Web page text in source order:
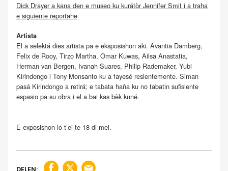
Dick Drayer a kana den e museo ku kurátòr Jennifer Smit i a traha
e siguiente reportahe
Artista
El a selektá dies artista pa e eksposishon aki. Avantia Damberg,
Felix de Rooy, Tirzo Martha, Omar Kuwas, Ailsa Anastatia,
Herman van Bergen, Ivanah Suares, Philip Rademaker, Yubi
Kirindongo i Tony Monsanto ku a fayesé resientemente. Siman
pasá Kirindongo a retirá; e tabata haña ku no tabatin sufisiente
espasio pa su obra i el a bai kas bèk kuné.
E exposishon lo t’ei te 18 di mei.
DELEN: